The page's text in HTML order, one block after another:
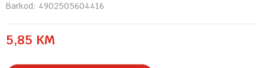
Barkod: 4902505604416
5,85 KM